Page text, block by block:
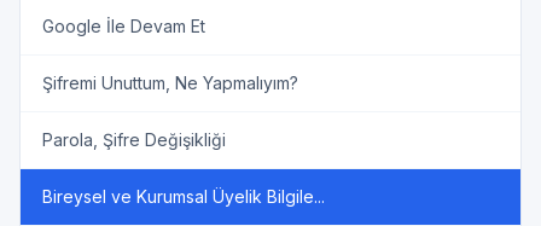
Google İle Devam Et
Şifremi Unuttum, Ne Yapmalıyım?
Parola, Şifre Değişikliği
Bireysel ve Kurumsal Üyelik Bilgile...